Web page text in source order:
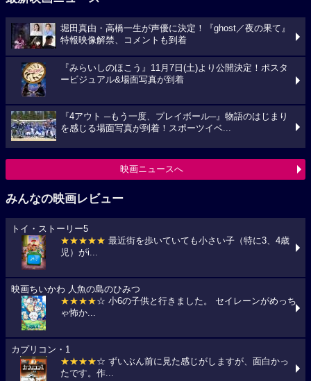
堀田真由・高橋一生が声優に決定！『ghost／夜の果て』
特報映像解禁、コメントも到着
『みらいしのほこう』11月7日(土)より公開決定！ポスタ
ービジュアル&場面写真が到着
『4アウト ─もう一度、プレイボール─』物語のはじまり
を感じる場面写真が到着！スポーツイベ...
映画ニュースへ
みんなの映画レビュー
トイ・ストーリー5
★★★★★ 最近街を歩いていても小さい子（特に3、4歳
児）がi...
映画ちいかわ 人魚の島のひみつ
★★★★☆ 小6の子供と行きました。 セイレーンがめっち
ゃ怖か...
カプリコン・1
★★★★☆ ずいぶん前に見た感じがしますが、面白かっ
たです。作...